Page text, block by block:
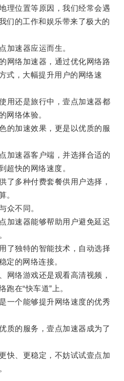
位置等原因，我们经常会遇
们的工作和娱乐带来了极大的
速器应运而生。
络加速器，通过优化网络路
式，大幅提升用户的网络速
还是旅行中，壹点加速器都
网络体验。
加速效果，更是以优质的服
速器客户端，并选择合适的
超快的网络速度。
多种付费套餐供用户选择，
。
不同。
速器能够帮助用户避免延迟
独特的智能技术，自动选择
定的网络连接。
络游戏还是观看高清视频，
在“快车道”上。
个能够提升网络速度的优秀
的服务，壹点加速器成为了
、更稳定，不妨试试壹点加